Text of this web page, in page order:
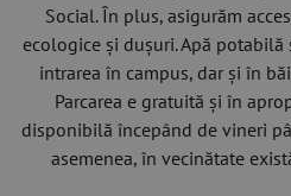
Social. În plus, asigurăm
ecologice și dușuri. Apă
intrarea în campus, dar și în
Parcarea e gratuită și în
disponibilă începând de vineri
asemenea, în vecinătate